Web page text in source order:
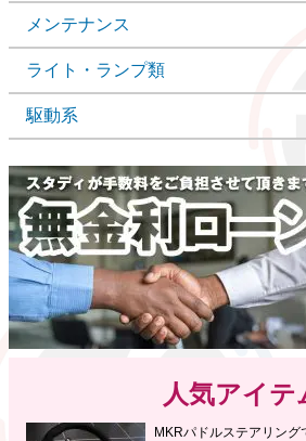
メンテナンス
ライト・ランプ類
駆動系
人気アイテ
MKRパドルステアリング